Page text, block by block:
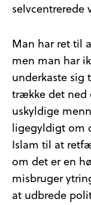
selvcentrerede
Man har ret til
men man har
underkaste sig
trække det ned
uskyldige
ligegyldigt om
Islam til at
om det er en
misbruger
at udbrede